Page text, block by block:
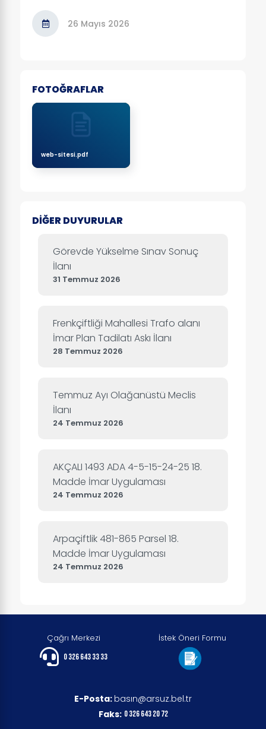
26 Mayıs 2026
FOTOĞRAFLAR
web-sitesi.pdf
DİĞER DUYURULAR
Görevde Yükselme Sınav Sonuç
İlanı
31 Temmuz 2026
Frenkçiftliği Mahallesi Trafo alanı
İmar Plan Tadilatı Askı İlanı
28 Temmuz 2026
Temmuz Ayı Olağanüstü Meclis
İlanı
24 Temmuz 2026
AKÇALI 1493 ADA 4-5-15-24-25 18.
Madde İmar Uygulaması
24 Temmuz 2026
Arpaçiftlik 481-865 Parsel 18.
Madde İmar Uygulaması
24 Temmuz 2026
Çağrı Merkezi
0 326 643 33 33
İstek Öneri Formu
E-Posta: basın@arsuz.bel.tr
Faks: 0 326 643 20 72